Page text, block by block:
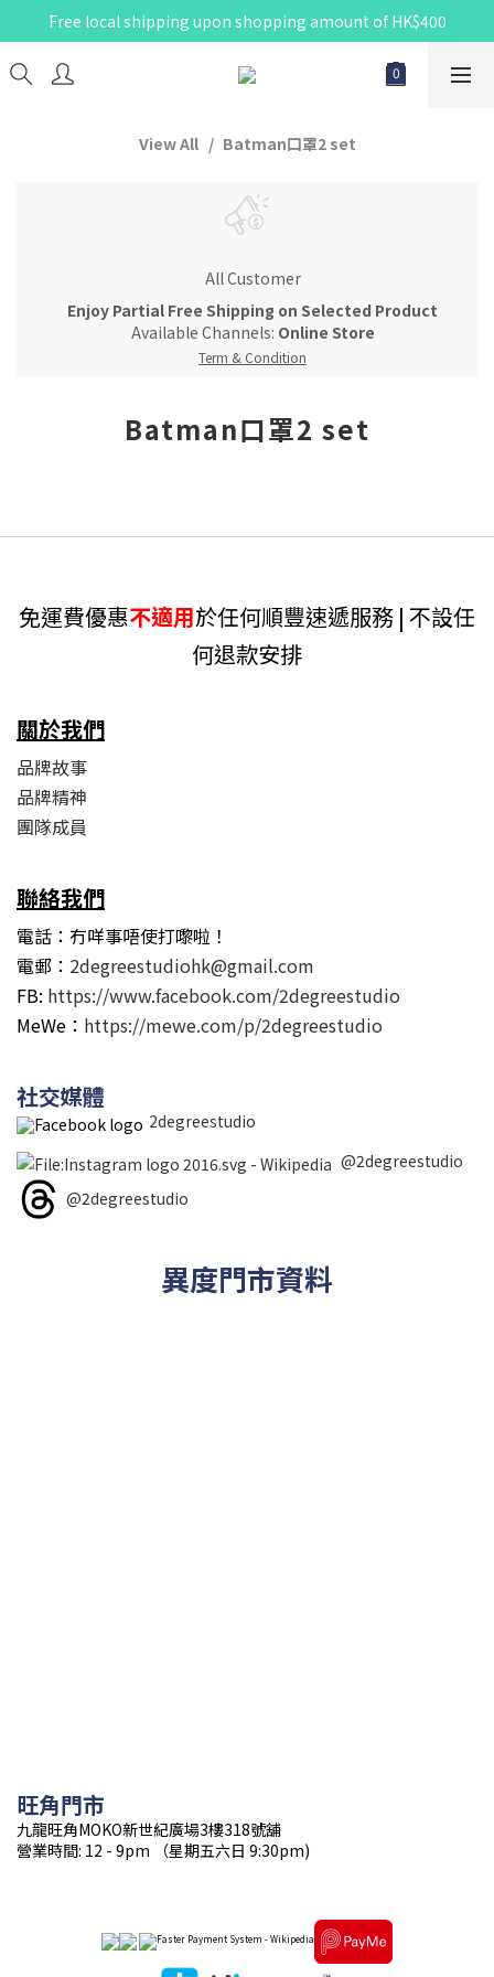
Free local shipping upon shopping amount of HK$400
View All Batman口罩2 set
All Customer
Enjoy Partial Free Shipping on Selected Product
Available Channels: Online Store
Term & Condition
Batman口罩2 set
免運費優惠不適用於任何順豐速遞服務 | 不設任
何退款安排
關於我們
品牌故事
品牌精神
團隊成員
聯絡我們
電話：冇咩事唔使打嚟啦！
電郵： 2degreestudiohk@gmail.com
FB: https://www.facebook.com/2degreestudio
MeWe： https://mewe.com/p/2degreestudio
社交媒體
2degreestudio
@2degreestudio
@2degreestudio
異度門市資料
旺角門市
九龍旺角MOKO新世紀廣場3樓318號舖
營業時間: 12 - 9pm （星期五六日 9:30pm)